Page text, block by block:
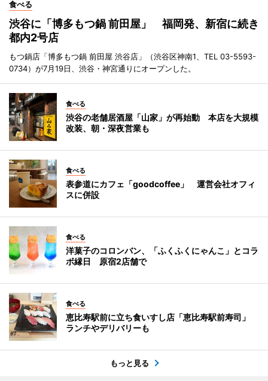
食べる
渋谷に「博多もつ鍋 前田屋」 福岡発、新宿に続き
都内2号店
もつ鍋店「博多もつ鍋 前田屋 渋谷店」（渋谷区神南1、TEL 03-5593-
0734）が7月19日、渋谷・神宮通りにオープンした。
食べる
渋谷の老舗居酒屋「山家」が再始動 本店を大規模
改装、朝・深夜営業も
食べる
表参道にカフェ「goodcoffee」 運営会社オフィ
スに併設
食べる
洋菓子のコロンバン、「ふくふくにゃんこ」とコラ
ボ縁日 原宿2店舗で
食べる
恵比寿駅前に立ち食いすし店「恵比寿駅前寿司」
ランチやデリバリーも
もっと見る